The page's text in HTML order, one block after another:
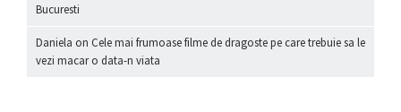
Bucuresti
Daniela on Cele mai frumoase filme de dragoste pe care trebuie sa le
vezi macar o data-n viata